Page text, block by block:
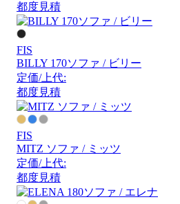
都度見積
FIS
BILLY 170ソファ / ビリー
定価/上代:
都度見積
FIS
MITZ ソファ / ミッツ
定価/上代:
都度見積